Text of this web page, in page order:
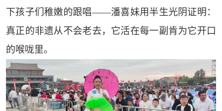
下孩子们稚嫩的跟唱——潘喜妹用半生光阴证明：
真正的非遗从不会老去，它活在每一副肯为它开口
的喉咙里。